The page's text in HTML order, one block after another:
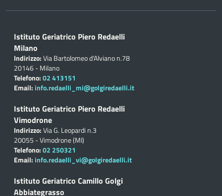
Istituto Geriatrico Piero Redaelli
Milano
Indirizzo:Via Bartolomeo d'Alviano n.78
20146 - Milano
Telefono:02 413151
Email: info.redaelli_mi@golgiredaelli.it
Istituto Geriatrico Piero Redaelli
Vimodrone
Indirizzo:Via G. Leopardi n.3
20055 - Vimodrone (MI)
Telefono:02 250321
Email: info.redaelli_vi@golgiredaelli.it
Istituto Geriatrico Camillo Golgi
Abbiategrasso